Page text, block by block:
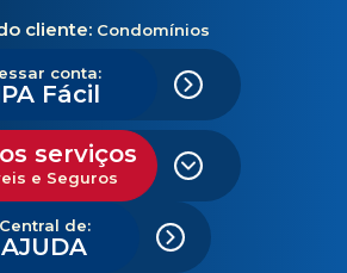
cliente: Condomínios
conta:
Fácil
serviços
e Seguros
Central de:
AJUDA